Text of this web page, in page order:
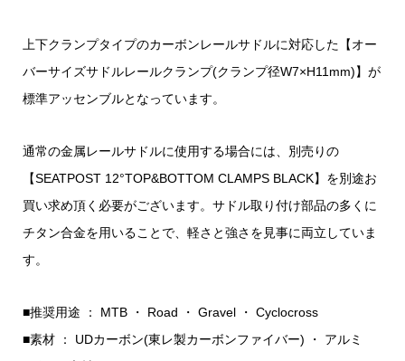
上下クランプタイプのカーボンレールサドルに対応した【オー
バーサイズサドルレールクランプ(クランプ径W7×H11mm)】が
標準アッセンブルとなっています。
通常の金属レールサドルに使用する場合には、別売りの
【SEATPOST 12°TOP&BOTTOM CLAMPS BLACK】を別途お
買い求め頂く必要がございます。サドル取り付け部品の多くに
チタン合金を用いることで、軽さと強さを見事に両立していま
す。
■推奨用途 ： MTB ・ Road ・ Gravel ・ Cyclocross
■素材 ： UDカーボン(東レ製カーボンファイバー) ・ アルミ